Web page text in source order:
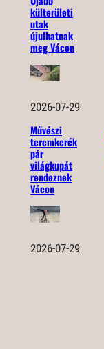
külterületi
utak
újulhatnak
meg Vácon
2026-07-29
Művészi
teremkerék
pár
világkupát
rendeznek
Vácon
2026-07-29